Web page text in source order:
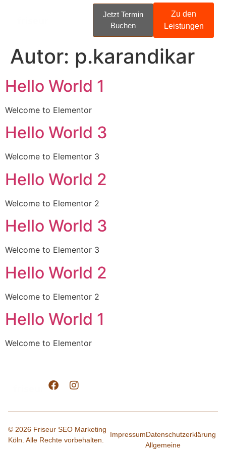
Jetzt Termin
Buchen
Zu den
Leistungen
Autor: p.karandikar
Hello World 1
Welcome to Elementor
Hello World 3
Welcome to Elementor 3
Hello World 2
Welcome to Elementor 2
Hello World 3
Welcome to Elementor 3
Hello World 2
Welcome to Elementor 2
Hello World 1
Welcome to Elementor
© 2026 Friseur SEO Marketing
Köln. Alle Rechte vorbehalten.
ImpressumDatenschutzerklärung
Allgemeine